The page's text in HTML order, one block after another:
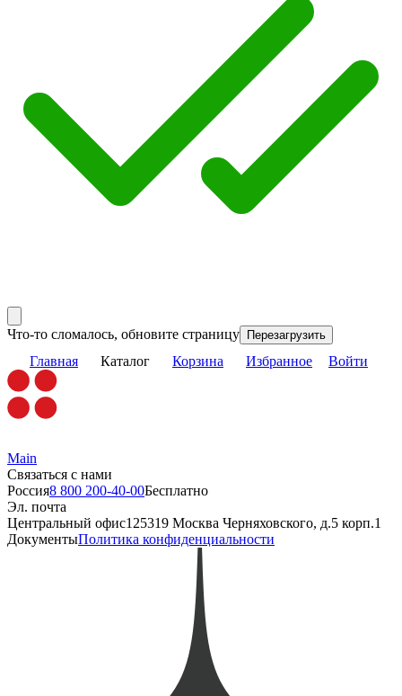
Что-то сломалось, обновите страницу Перезагрузить
Главная Каталог Корзина Избранное Войти
Main
Связаться с нами
Россия8 800 200-40-00Бесплатно
Эл. почта
Центральный офис125319 Москва Черняховского, д.5 корп.1
ДокументыПолитика конфиденциальности